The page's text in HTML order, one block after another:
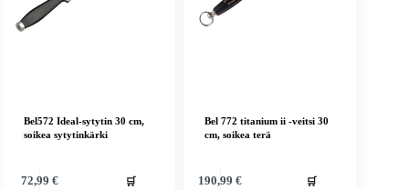
Bel572 Ideal-sytytin 30 cm,
soikea sytytinkärki
72,99 € 🛒
Bel 772 titanium ii -veitsi 30
cm, soikea terä
190,99€ 🛒